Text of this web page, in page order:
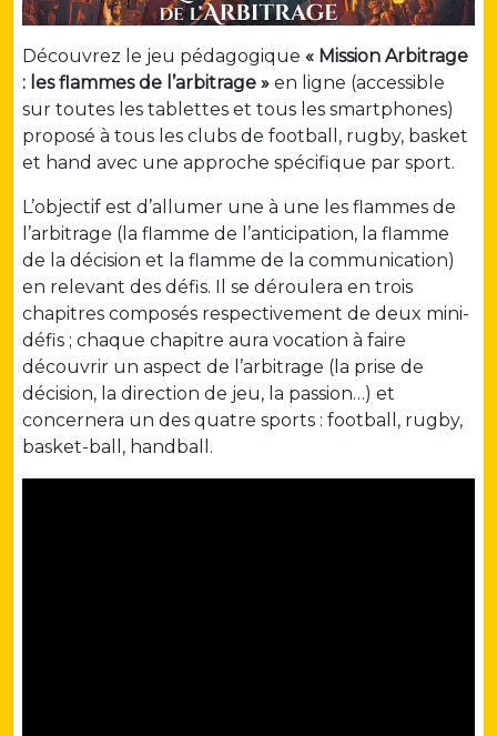
Découvrez le jeu pédagogique « Mission Arbitrage
: les flammes de l’arbitrage » en ligne (accessible
sur toutes les tablettes et tous les smartphones)
proposé à tous les clubs de football, rugby, basket
et hand avec une approche spécifique par sport.
L’objectif est d’allumer une à une les flammes de
l’arbitrage (la flamme de l’anticipation, la flamme
de la décision et la flamme de la communication)
en relevant des défis. Il se déroulera en trois
chapitres composés respectivement de deux mini-
défis ; chaque chapitre aura vocation à faire
découvrir un aspect de l’arbitrage (la prise de
décision, la direction de jeu, la passion…) et
concernera un des quatre sports : football, rugby,
basket-ball, handball.